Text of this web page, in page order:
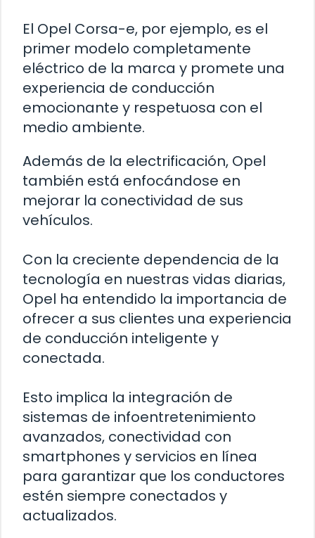
El Opel Corsa-e, por ejemplo, es el
primer modelo completamente
eléctrico de la marca y promete una
experiencia de conducción
emocionante y respetuosa con el
medio ambiente.
Además de la electrificación, Opel
también está enfocándose en
mejorar la conectividad de sus
vehículos.
Con la creciente dependencia de la
tecnología en nuestras vidas diarias,
Opel ha entendido la importancia de
ofrecer a sus clientes una experiencia
de conducción inteligente y
conectada.
Esto implica la integración de
sistemas de infoentretenimiento
avanzados, conectividad con
smartphones y servicios en línea
para garantizar que los conductores
estén siempre conectados y
actualizados.